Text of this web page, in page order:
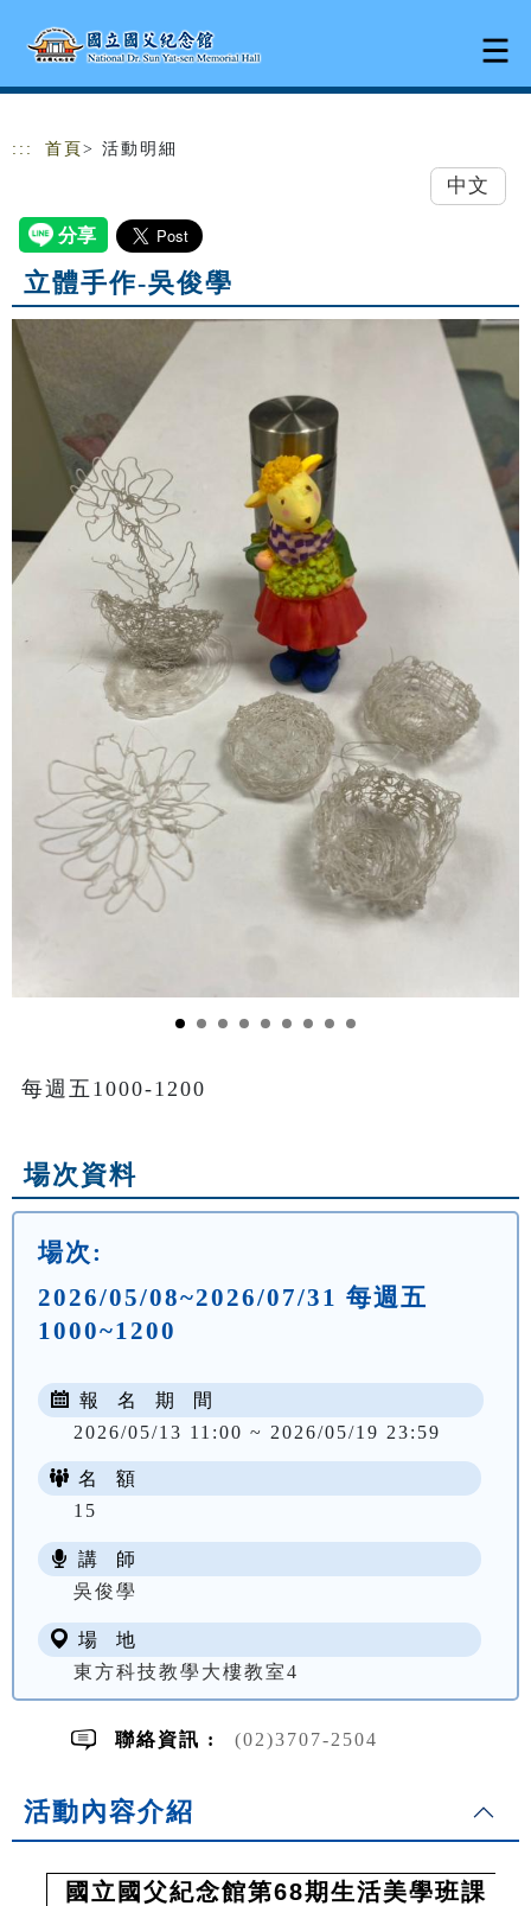
::: 首頁 > 活動明細
中文
立體手作-吳俊學
每週五1000-1200
場次資料
場次:
2026/05/08~2026/07/31 每週五
1000~1200
報 名 期 間
2026/05/13 11:00 ~ 2026/05/19 23:59
名 額
15
講 師
吳俊學
場 地
東方科技教學大樓教室4
聯絡資訊 : (02)3707-2504
活動內容介紹
國立國父紀念館第68期生活美學班課